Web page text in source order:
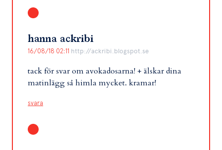
hanna ackribi
16/08/18 02:11 http://ackribi.blogspot.se
tack för svar om avokadosarna! + älskar dina
matinlägg så himla mycket. kramar!
svara